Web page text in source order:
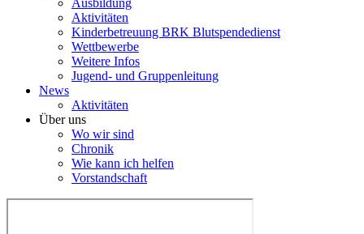
Ausbildung
Aktivitäten
Kinderbetreuung BRK Blutspendedienst
Wettbewerbe
Weitere Infos
Jugend- und Gruppenleitung
News
Aktivitäten
Über uns
Wo wir sind
Chronik
Wie kann ich helfen
Vorstandschaft